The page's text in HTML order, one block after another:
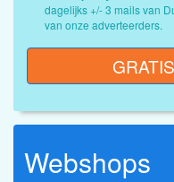
dagelijks +/- 3 mails van DutchEuro met commerciële aanbiedingen
van onze adverteerders.
Webshops